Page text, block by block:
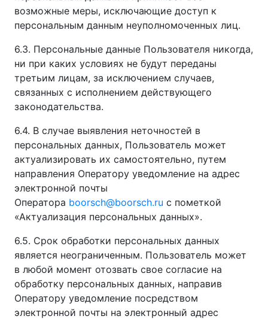
возможные меры, исключающие доступ к
персональным данным неуполномоченных лиц.
6.3. Персональные данные Пользователя никогда,
ни при каких условиях не будут переданы
третьим лицам, за исключением случаев,
связанных с исполнением действующего
законодательства.
6.4. В случае выявления неточностей в
персональных данных, Пользователь может
актуализировать их самостоятельно, путем
направления Оператору уведомление на адрес
электронной почты
Оператора boorsch@boorsch.ru с пометкой
«Актуализация персональных данных».
6.5. Срок обработки персональных данных
является неограниченным. Пользователь может
в любой момент отозвать свое согласие на
обработку персональных данных, направив
Оператору уведомление посредством
электронной почты на электронный адрес